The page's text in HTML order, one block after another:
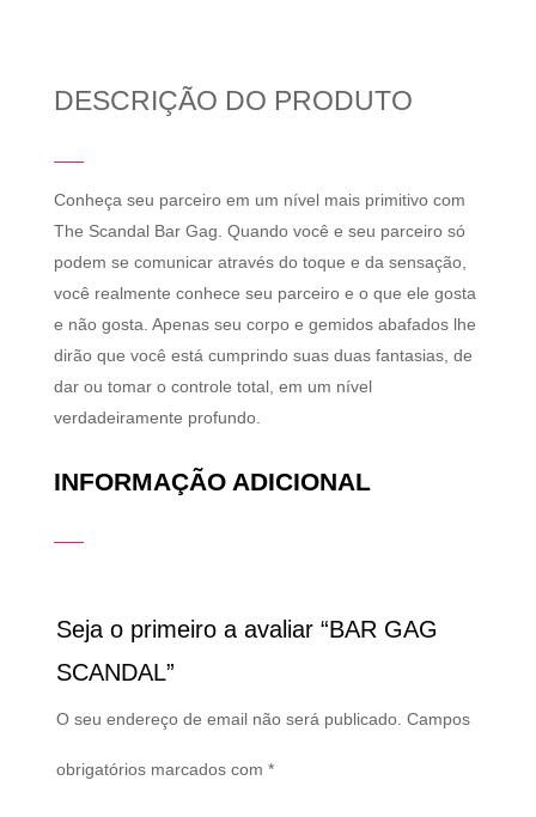
DESCRIÇÃO DO PRODUTO
Conheça seu parceiro em um nível mais primitivo com
The Scandal Bar Gag. Quando você e seu parceiro só
podem se comunicar através do toque e da sensação,
você realmente conhece seu parceiro e o que ele gosta
e não gosta. Apenas seu corpo e gemidos abafados lhe
dirão que você está cumprindo suas duas fantasias, de
dar ou tomar o controle total, em um nível
verdadeiramente profundo.
INFORMAÇÃO ADICIONAL
Seja o primeiro a avaliar “BAR GAG
SCANDAL”
O seu endereço de email não será publicado. Campos
obrigatórios marcados com *